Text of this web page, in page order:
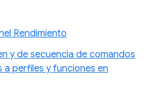
Rendimiento
y de secuencia de comandos
a perfiles y funciones en